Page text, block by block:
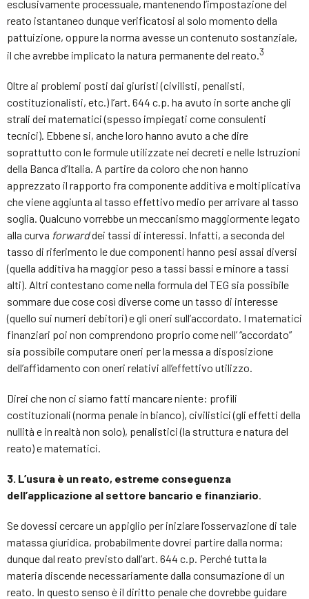
esclusivamente processuale, mantenendo l’impostazione del
reato istantaneo dunque verificatosi al solo momento della
pattuizione, oppure la norma avesse un contenuto sostanziale,
il che avrebbe implicato la natura permanente del reato.3
Oltre ai problemi posti dai giuristi (civilisti, penalisti,
costituzionalisti, etc.) l’art. 644 c.p. ha avuto in sorte anche gli
strali dei matematici (spesso impiegati come consulenti
tecnici). Ebbene si, anche loro hanno avuto a che dire
soprattutto con le formule utilizzate nei decreti e nelle Istruzioni
della Banca d’Italia. A partire da coloro che non hanno
apprezzato il rapporto fra componente additiva e moltiplicativa
che viene aggiunta al tasso effettivo medio per arrivare al tasso
soglia. Qualcuno vorrebbe un meccanismo maggiormente legato
alla curva forwarddei tassi di interessi. Infatti, a seconda del
tasso di riferimento le due componenti hanno pesi assai diversi
(quella additiva ha maggior peso a tassi bassi e minore a tassi
alti). Altri contestano come nella formula del TEG sia possibile
sommare due cose così diverse come un tasso di interesse
(quello sui numeri debitori) e gli oneri sull’accordato. I matematici
finanziari poi non comprendono proprio come nell’ “accordato”
sia possibile computare oneri per la messa a disposizione
dell’affidamento con oneri relativi all’effettivo utilizzo.
Direi che non ci siamo fatti mancare niente: profili
costituzionali (norma penale in bianco), civilistici (gli effetti della
nullità e in realtà non solo), penalistici (la struttura e natura del
reato) e matematici.
3. L’usura è un reato, estreme conseguenza
dell’applicazione al settore bancario e finanziario.
Se dovessi cercare un appiglio per iniziare l’osservazione di tale
matassa giuridica, probabilmente dovrei partire dalla norma;
dunque dal reato previsto dall’art. 644 c.p. Perché tutta la
materia discende necessariamente dalla consumazione di un
reato. In questo senso è il diritto penale che dovrebbe guidare